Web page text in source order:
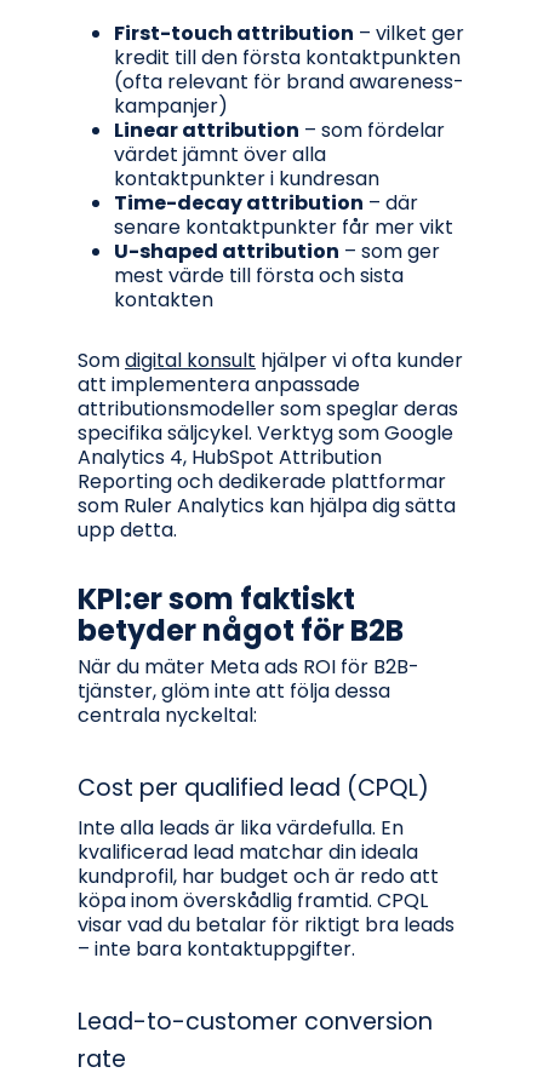
First-touch attribution – vilket ger
kredit till den första kontaktpunkten
(ofta relevant för brand awareness-
kampanjer)
Linear attribution – som fördelar
värdet jämnt över alla
kontaktpunkter i kundresan
Time-decay attribution – där
senare kontaktpunkter får mer vikt
U-shaped attribution – som ger
mest värde till första och sista
kontakten
Somdigital konsult hjälper vi ofta kunder
att implementera anpassade
attributionsmodeller som speglar deras
specifika säljcykel. Verktyg som Google
Analytics 4, HubSpot Attribution
Reporting och dedikerade plattformar
som Ruler Analytics kan hjälpa dig sätta
upp detta.
KPI:er som faktiskt
betyder något för B2B
När du mäter Meta ads ROI för B2B-
tjänster, glöm inte att följa dessa
centrala nyckeltal:
Cost per qualified lead (CPQL)
Inte alla leads är lika värdefulla. En
kvalificerad lead matchar din ideala
kundprofil, har budget och är redo att
köpa inom överskådlig framtid. CPQL
visar vad du betalar för riktigt bra leads
– inte bara kontaktuppgifter.
Lead-to-customer conversion
rate